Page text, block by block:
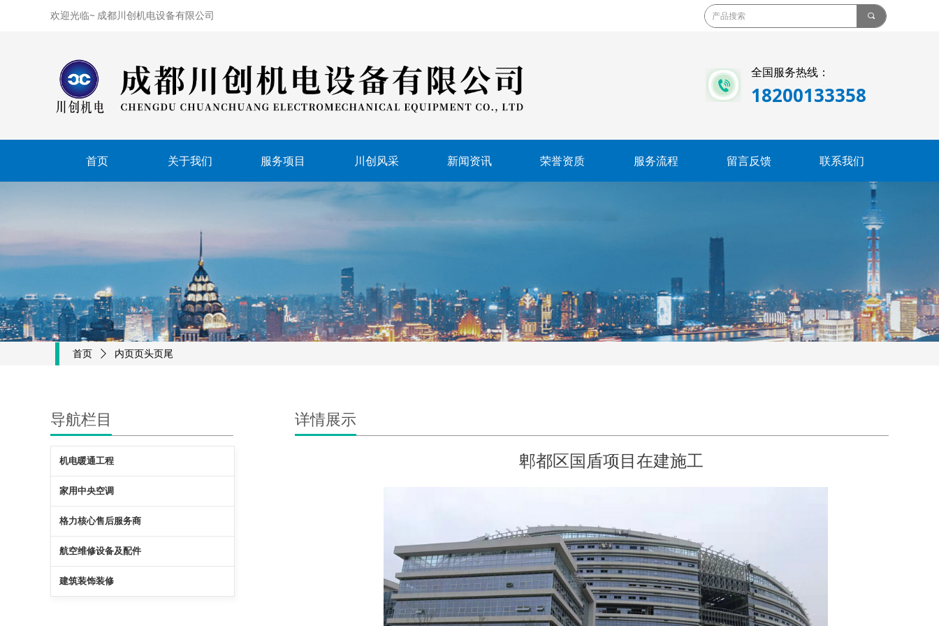
欢迎光临~ 成都川创机电设备有限公司 끠
全国服务热线：
18200133358
首页 关于我们 服务项目 川创风采 新闻资讯 荣誉资质 服务流程 留言反馈 联系我们
导航栏目 详情展示
郫都区国盾项目在建施工
机电暖通工程
家用中央空调
格力核心售后服务商
航空维修设备及配件
建筑装饰装修
首页 ꄲ 内页页头页尾